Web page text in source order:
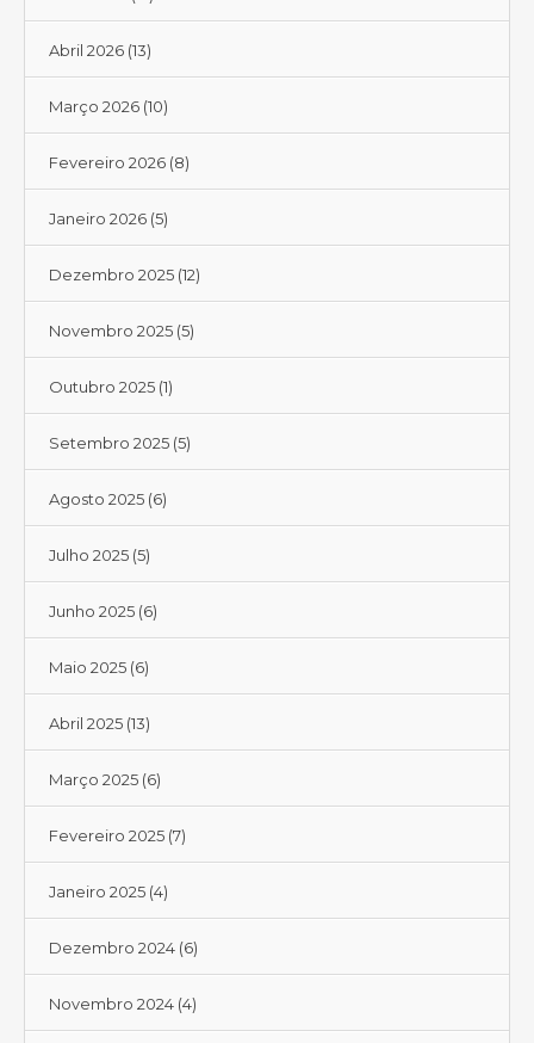
Abril 2026 (13)
Março 2026 (10)
Fevereiro 2026 (8)
Janeiro 2026 (5)
Dezembro 2025 (12)
Novembro 2025 (5)
Outubro 2025 (1)
Setembro 2025 (5)
Agosto 2025 (6)
Julho 2025 (5)
Junho 2025 (6)
Maio 2025 (6)
Abril 2025 (13)
Março 2025 (6)
Fevereiro 2025 (7)
Janeiro 2025 (4)
Dezembro 2024 (6)
Novembro 2024 (4)